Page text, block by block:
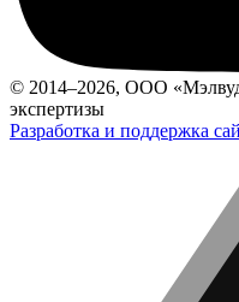
© 2014–2026, ООО
экспертизы
Разработка и поддержка